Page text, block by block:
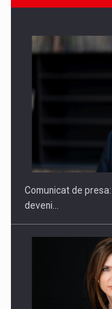
ROOTED IN
Comunicat de
deveni…